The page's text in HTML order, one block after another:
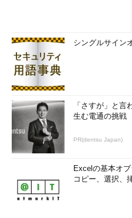
シングルサイン
「さすが」と言
生む電通の挑戦
PR(dentsu Japan)
Excelの基本オ
コピー、選択、